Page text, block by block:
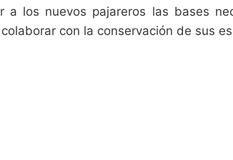
los nuevos pajareros las bases
con la conservación de sus